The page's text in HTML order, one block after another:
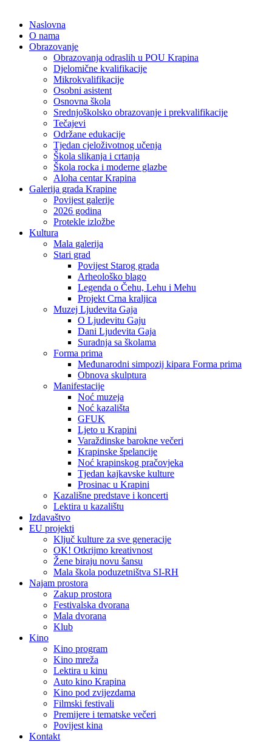
Naslovna
O nama
Obrazovanje
Obrazovanja odraslih u POU Krapina
Djelomične kvalifikacije
Mikrokvalifikacije
Osobni asistent
Osnovna škola
Srednjoškolsko obrazovanje i prekvalifikacije
Tečajevi
Održane edukacije
Tjedan cjeloživotnog učenja
Škola slikanja i crtanja
Škola rocka i moderne glazbe
Aloha centar Krapina
Galerija grada Krapine
Povijest galerije
2026 godina
Protekle izložbe
Kultura
Mala galerija
Stari grad
Povijest Starog grada
Arheološko blago
Legenda o Čehu, Lehu i Mehu
Projekt Crna kraljica
Muzej Ljudevita Gaja
O Ljudevitu Gaju
Dani Ljudevita Gaja
Suradnja sa školama
Forma prima
Međunarodni simpozij kipara Forma prima
Obnova skulptura
Manifestacije
Noć muzeja
Noć kazališta
GFUK
Ljeto u Krapini
Varaždinske barokne večeri
Krapinske špelancije
Noć krapinskog pračovjeka
Tjedan kajkavske kulture
Prosinac u Krapini
Kazališne predstave i koncerti
Lektira u kazalištu
Izdavaštvo
EU projekti
Ključ kulture za sve generacije
OK! Otkrijmo kreativnost
Žene biraju novu šansu
Mala škola poduzetništva SI-RH
Najam prostora
Zakup prostora
Festivalska dvorana
Mala dvorana
Klub
Kino
Kino program
Kino mreža
Lektira u kinu
Auto kino Krapina
Kino pod zvijezdama
Filmski festivali
Premijere i tematske večeri
Povijest kina
Kontakt